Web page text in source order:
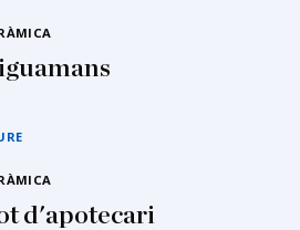
d'apotecari